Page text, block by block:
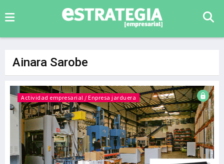
Ainara Sarobe
Actividad empresarial / Enpresa jarduera